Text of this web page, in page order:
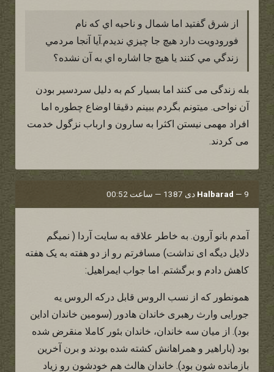
از شرق گفتيد اما شمال و ناحيه اي كه نام
فورودويت دارد هيچ جا چيزي نديدم.آيا آنجا مردمي
زندگي مي كنند يا هيچ جا اشاره اي به آن نشده؟
بله زندگی می کنند اما بسیار کم به دلیل سردسیر بودن
آن نواحی. میتونم بگردم ببینم دقیقا اوضاع چطوره اما
افراد مهمی نیستن اکثرا به سارون و ارباب نزگول خدمت
می کردند.
Halbarad — 9 دی 1387 — ساعت 00:52
آمدم بانو آرون. به خاطر علاقه به سایت آردا ( نمیگم
دلایل دیگه ای نداشت) مسافرتم رو از دو هفته به یک هفته
کاهش دادم و برگشتم. اما جواب ایمراهیل:
همونطور که از نسب الروس قابل درکه الروس یه
جورایی وارث رهبری خاندان هادور (سومین خاندان اداین
بود). از میان سه خاندان، خاندان بئور کاملا منقرض شده
بود (باراهیر و همراهانش کشته شده بودند و برن آخرین
بازمانده شون بود). خاندان هالث هم خودشون رو زیاد